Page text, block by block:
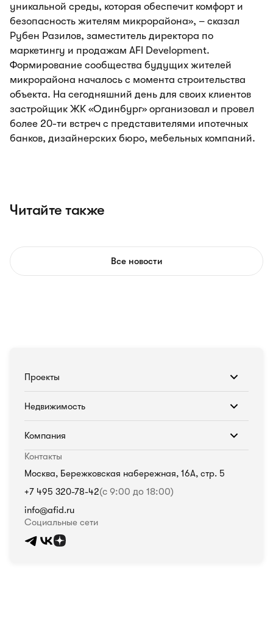
уникальной среды, которая обеспечит комфорт и
безопасность жителям микрорайона», – сказал
Рубен Разилов, заместитель директора по
маркетингу и продажам AFI Development.
Формирование сообщества будущих жителей
микрорайона началось с момента строительства
объекта. На сегодняшний день для своих клиентов
застройщик ЖК «Одинбург» организовал и провел
более 20-ти встреч с представителями ипотечных
банков, дизайнерских бюро, мебельных компаний.
Читайте также
Все новости
Проекты
Недвижимость
Компания
Контакты
Москва, Бережковская набережная, 16А, стр. 5
+7 495 320-78-42(с 9:00 до 18:00)
info@afid.ru
Социальные сети